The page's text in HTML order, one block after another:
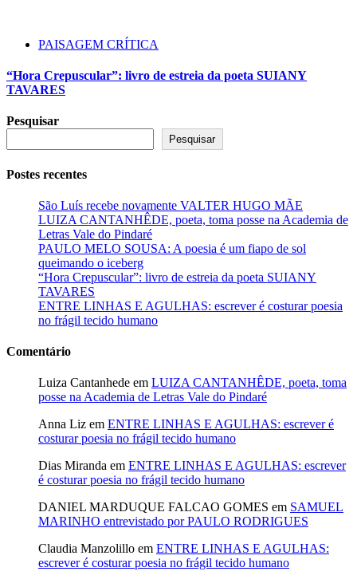
PAISAGEM CRÍTICA
“Hora Crepuscular”: livro de estreia da poeta SUIANY
TAVARES
Pesquisar
Pesquisar
Postes recentes
São Luís recebe novamente VALTER HUGO MÃE
LUIZA CANTANHÊDE, poeta, toma posse na Academia de
Letras Vale do Pindaré
PAULO MELO SOUSA: A poesia é um fiapo de sol
queimando o iceberg
“Hora Crepuscular”: livro de estreia da poeta SUIANY
TAVARES
ENTRE LINHAS E AGULHAS: escrever é costurar poesia
no frágil tecido humano
Comentário
Luiza Cantanhede em LUIZA CANTANHÊDE, poeta, toma
posse na Academia de Letras Vale do Pindaré
Anna Liz em ENTRE LINHAS E AGULHAS: escrever é
costurar poesia no frágil tecido humano
Dias Miranda em ENTRE LINHAS E AGULHAS: escrever
é costurar poesia no frágil tecido humano
DANIEL MARDUQUE FALCAO GOMES em SAMUEL
MARINHO entrevistado por PAULO RODRIGUES
Claudia Manzolillo em ENTRE LINHAS E AGULHAS:
escrever é costurar poesia no frágil tecido humano